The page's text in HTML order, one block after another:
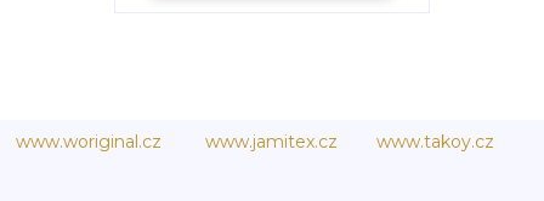
www.woriginal.cz www.jamitex.cz www.takoy.cz